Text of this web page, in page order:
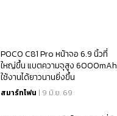
POCO C81 Pro หน้าจอ 6.9 นิ้วที่
ใหญ่ขึ้น แบตความจุสูง 6000mAh
ใช้งานได้ยาวนานยิ่งขึ้น
สมาร์ทโฟน | 9 มิ.ย. 69